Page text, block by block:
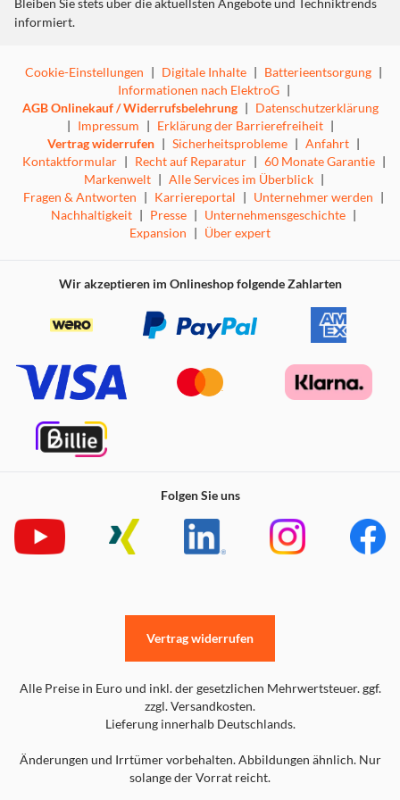
Bleiben Sie stets über die aktuellsten Angebote und Techniktrends
informiert.
Cookie-Einstellungen | Digitale Inhalte | Batterieentsorgung |
Informationen nach ElektroG |
AGB Onlinekauf / Widerrufsbelehrung | Datenschutzerklärung
| Impressum | Erklärung der Barrierefreiheit |
Vertrag widerrufen | Sicherheitsprobleme | Anfahrt |
Kontaktformular | Recht auf Reparatur | 60 Monate Garantie |
Markenwelt | Alle Services im Überblick |
Fragen & Antworten | Karriereportal | Unternehmer werden |
Nachhaltigkeit | Presse | Unternehmensgeschichte |
Expansion | Über expert
Wir akzeptieren im Onlineshop folgende Zahlarten
Folgen Sie uns
Alle Preise in Euro und inkl. der gesetzlichen Mehrwertsteuer. ggf.
zzgl. Versandkosten.
Lieferung innerhalb Deutschlands.
Änderungen und Irrtümer vorbehalten. Abbildungen ähnlich. Nur
solange der Vorrat reicht.
Vertrag widerrufen